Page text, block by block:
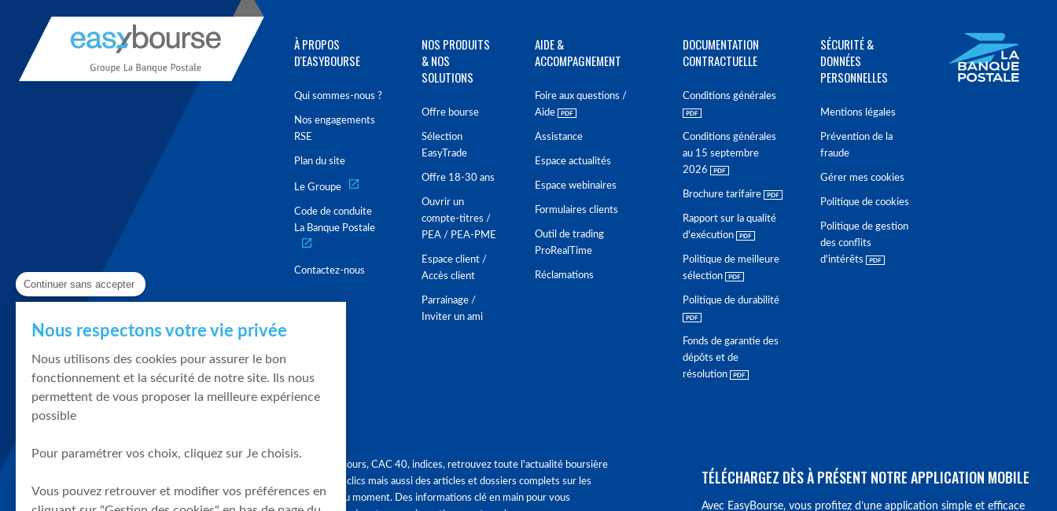
À PROPOS
D'EASYBOURSE
Qui sommes-nous ?
Nos engagements
RSE
Plan du site
Le Groupe
Code de conduite
La Banque Postale
Contactez-nous
NOS PRODUITS
& NOS
SOLUTIONS
Offre bourse
Sélection
EasyTrade
Offre 18-30 ans
Ouvrir un
compte-titres /
PEA / PEA-PME
Espace client /
Accès client
Parrainage /
Inviter un ami
AIDE &
ACCOMPAGNEMENT
Foire aux questions /
Aide
Assistance
Espace actualités
Espace webinaires
Formulaires clients
Outil de trading
ProRealTime
Réclamations
DOCUMENTATION
CONTRACTUELLE
Conditions générales
Conditions générales
au 15 septembre
2026
Brochure tarifaire
Rapport sur la qualité
d'exécution
Politique de meilleure
sélection
Politique de durabilité
Fonds de garantie des
dépôts et de
résolution
SÉCURITÉ &
DONNÉES
PERSONNELLES
Mentions légales
Prévention de la
fraude
Gérer mes cookies
Politique de cookies
Politique de gestion
des conflits
d'intérêts
Graphique, cours, CAC 40, indices, retrouvez toute l'actualité boursière
en quelques clics mais aussi des articles et dossiers complets sur les
tendances du moment. Des informations clé en main pour vous
TÉLÉCHARGEZ DÈS À PRÉSENT NOTRE APPLICATION MOBILE
Avec EasyBourse, vous profitez d’une application simple et efficace
Continuer sans accepter
Nous respectons votre vie privée
Nous utilisons des cookies pour assurer le bon
fonctionnement et la sécurité de notre site. Ils nous
permettent de vous proposer la meilleure expérience
possible
Pour paramétrer vos choix, cliquez sur Je choisis.
Vous pouvez retrouver et modifier vos préférences en